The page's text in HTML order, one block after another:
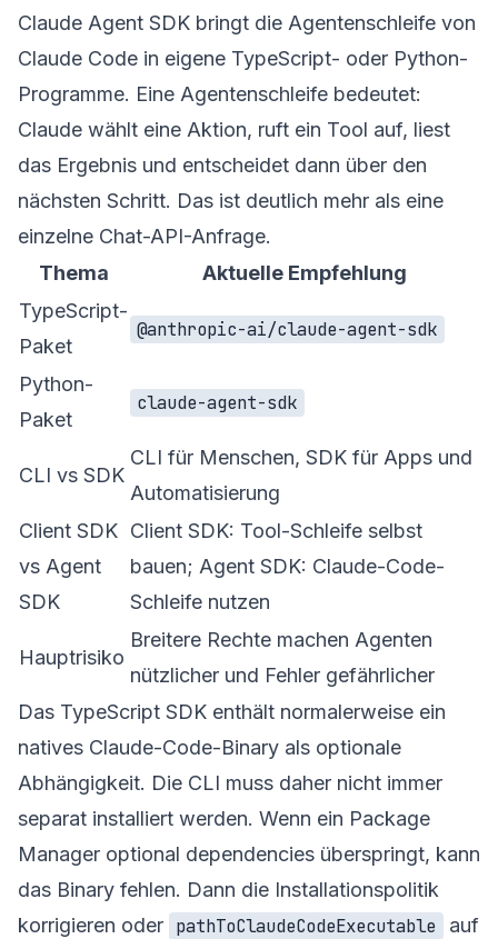
Claude Agent SDK bringt die Agentenschleife von
Claude Code in eigene TypeScript- oder Python-
Programme. Eine Agentenschleife bedeutet:
Claude wählt eine Aktion, ruft ein Tool auf, liest
das Ergebnis und entscheidet dann über den
nächsten Schritt. Das ist deutlich mehr als eine
einzelne Chat-API-Anfrage.
Thema
Aktuelle Empfehlung
TypeScript-
Paket
@anthropic-ai/claude-agent-sdk
Python-
Paket
claude-agent-sdk
CLI vs SDK
CLI für Menschen, SDK für Apps und
Automatisierung
Client SDK
vs Agent
SDK
Client SDK: Tool-Schleife selbst
bauen; Agent SDK: Claude-Code-
Schleife nutzen
Hauptrisiko
Breitere Rechte machen Agenten
nützlicher und Fehler gefährlicher
Das TypeScript SDK enthält normalerweise ein
natives Claude-Code-Binary als optionale
Abhängigkeit. Die CLI muss daher nicht immer
separat installiert werden. Wenn ein Package
Manager optional dependencies überspringt, kann
das Binary fehlen. Dann die Installationspolitik
korrigieren oder pathToClaudeCodeExecutable
auf